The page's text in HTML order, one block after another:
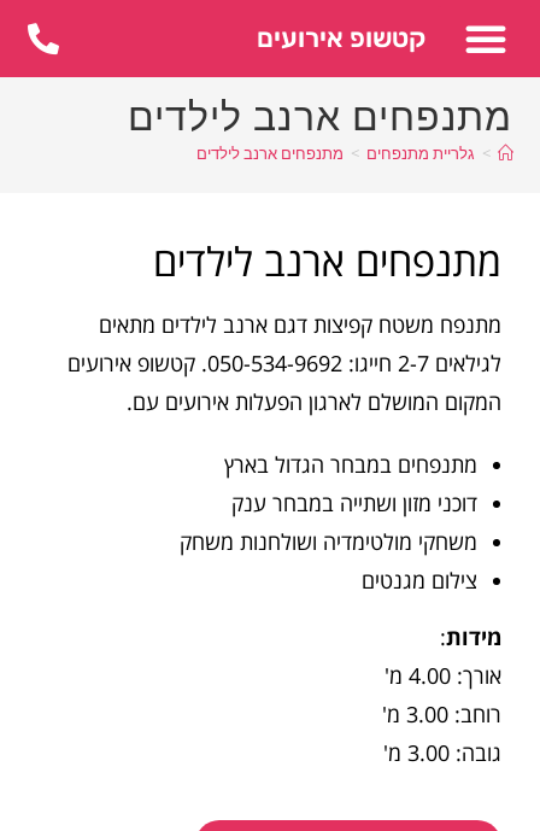
לתוכן
קטשופ אירועים
מתנפחים ארנב לילדים
> גלריית מתנפחים > מתנפחים ארנב לילדים
מתנפחים ארנב לילדים
מתנפח משטח קפיצות דגם ארנב לילדים מתאים
לגילאים 2-7 חייגו: 050-534-9692. קטשופ אירועים
המקום המושלם לארגון הפעלות אירועים עם.
מתנפחים במבחר הגדול בארץ
דוכני מזון ושתייה במבחר ענק
משחקי מולטימדיה ושולחנות משחק
צילום מגנטים
מידות:
אורך: 4.00 מ'
רוחב: 3.00 מ'
גובה: 3.00 מ'